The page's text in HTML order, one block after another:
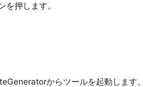
押します。
からツールを起動します。